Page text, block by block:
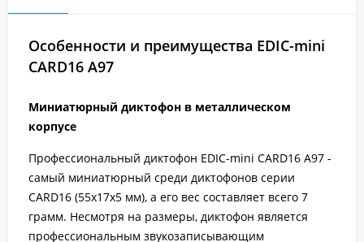
Особенности и преимущества EDIC-mini
CARD16 A97
Миниатюрный диктофон в металлическом
корпусе
Профессиональный диктофон EDIC-mini СARD16 A97 -
самый миниатюрный среди диктофонов серии
CARD16 (55x17x5 мм), а его вес составляет всего 7
грамм. Несмотря на размеры, диктофон является
профессиональным звукозаписывающим